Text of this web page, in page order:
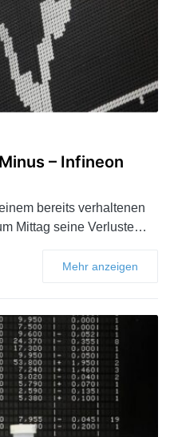
– Infineon
bereits verhaltenen
Mittag seine Verluste…
Mehr anzeigen